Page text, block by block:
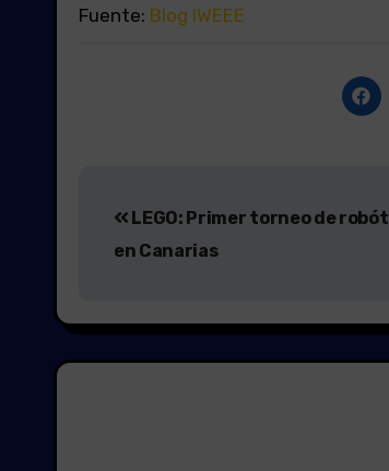
Fuente: Blog IWEEE
de
LEGO: Primer torneo de
en Canarias